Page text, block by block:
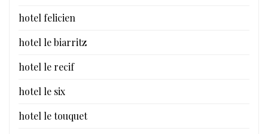
hotel felicien
hotel le biarritz
hotel le recif
hotel le six
hotel le touquet